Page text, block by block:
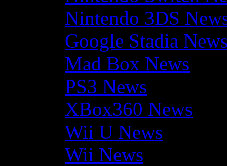
Nintendo 3DS
Google Stadia
Mad Box News
PS3 News
XBox360 News
Wii U News
Wii News